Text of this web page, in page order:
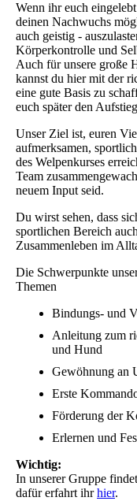
Wenn ihr euch
deinen Nachwuchs
auch geistig -
Körperkontrolle und
Auch für unsere große
kannst du hier mit der
eine gute Basis zu
euch später den
Unser Ziel ist, euren
aufmerksamen,
des Welpenkurses
Team
neuem Input seid.
Du wirst sehen, dass
sportlichen Bereich
Zusammenleben im
Die Schwerpunkte
Themen
Bindungs- und
Anleitung zum
und Hund
Gewöhnung an
Erste
Förderung der
Erlernen und
Wichtig:
In unserer Gruppe
dafür erfahrt ihrhier.